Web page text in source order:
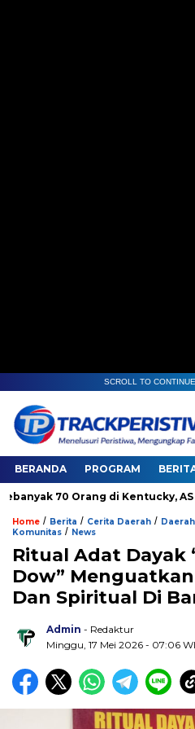
SCROLL TO
BERANDA PROGRAM
70 Orang di Kentucky, AS
Home / Berita / Cerita Daerah / Daerah
Komunitas / News
Ritual Adat Dayak
Dow”
Dan Spiritual Di
Admin - Redaktur
Minggu, 17 Mei 2026 - 07:06